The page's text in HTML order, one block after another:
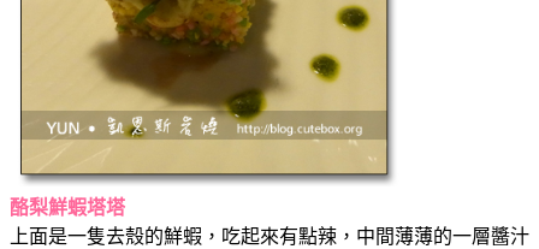
酪梨鮮蝦塔塔
上面是一隻去殼的鮮蝦，吃起來有點辣，中間薄薄的一層醬汁